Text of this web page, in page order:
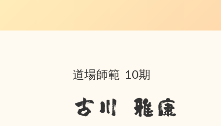
道場師範 10期
古川 雅康